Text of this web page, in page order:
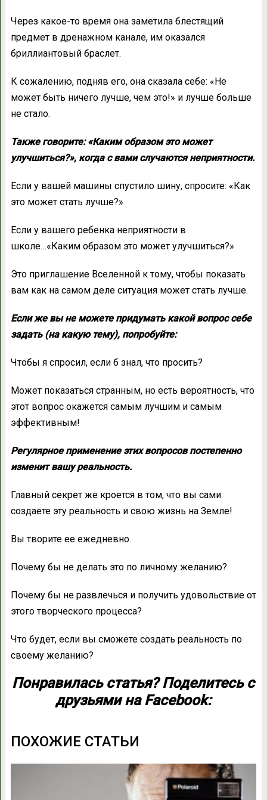
Через какое-то время она заметила блестящий
предмет в дренажном канале, им оказался
бриллиантовый браслет.
К сожалению, подняв его, она сказала себе: «Не
может быть ничего лучше, чем это!» и лучше больше
не стало.
Также говорите: «Каким образом это может
улучшиться?», когда с вами случаются неприятности.
Если у вашей машины спустило шину, спросите: «Как
это может стать лучше?»
Если у вашего ребенка неприятности в
школе…«Каким образом это может улучшиться?»
Это приглашение Вселенной к тому, чтобы показать
вам как на самом деле ситуация может стать лучше.
Если же вы не можете придумать какой вопрос себе
задать (на какую тему), попробуйте:
Чтобы я спросил, если б знал, что просить?
Может показаться странным, но есть вероятность, что
этот вопрос окажется самым лучшим и самым
эффективным!
Регулярное применение этих вопросов постепенно
изменит вашу реальность.
Главный секрет же кроется в том, что вы сами
создаете эту реальность и свою жизнь на Земле!
Вы творите ее ежедневно.
Почему бы не делать это по личному желанию?
Почему бы не развлечься и получить удовольствие от
этого творческого процесса?
Что будет, если вы сможете создать реальность по
своему желанию?
Понравилась статья? Поделитесь с
друзьями на Facebook:
ПОХОЖИЕ СТАТЬИ